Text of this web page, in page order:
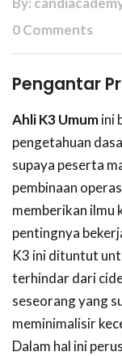
0 Comments
Pengantar
Ahli K3 Umumini
pengetahuan
supaya peserta
pembinaan
memberikan ilmu
pentingnya
K3 ini dituntut
terhindar dari
seseorang yang
meminimalisir
Dalam hal ini